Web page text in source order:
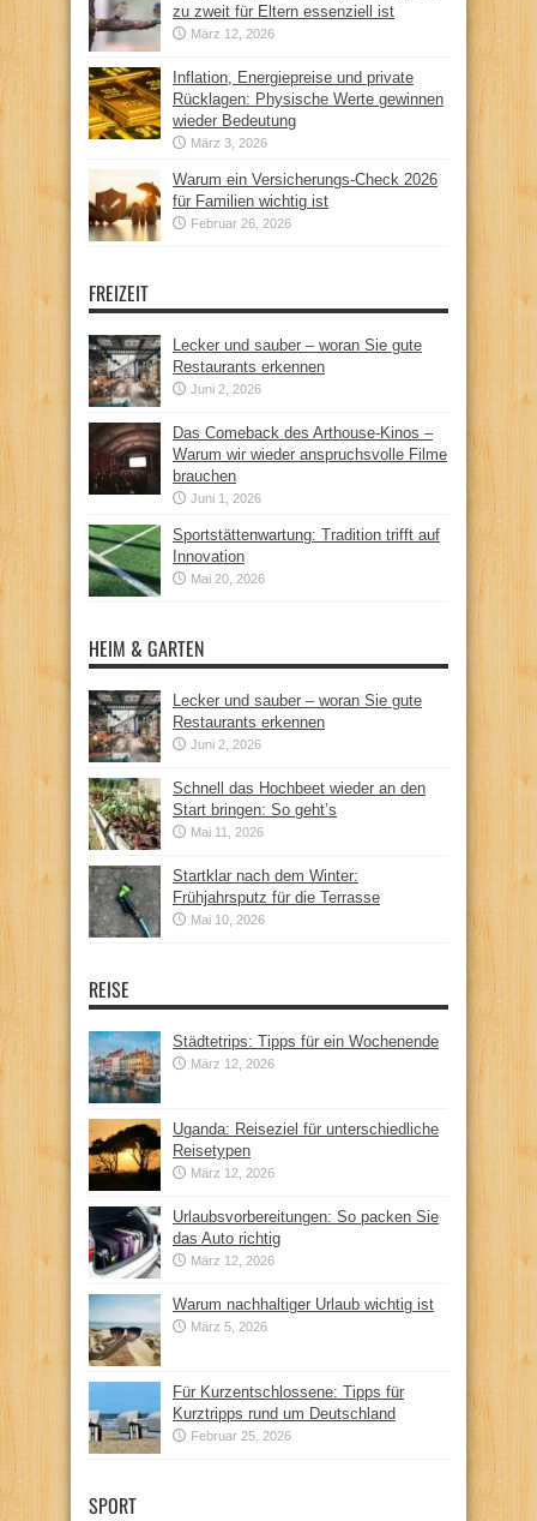
zu zweit für Eltern essenziell ist
März 12, 2026
Inflation, Energiepreise und private
Rücklagen: Physische Werte gewinnen
wieder Bedeutung
März 3, 2026
Warum ein Versicherungs-Check 2026
für Familien wichtig ist
Februar 26, 2026
FREIZEIT
Lecker und sauber – woran Sie gute
Restaurants erkennen
Juni 2, 2026
Das Comeback des Arthouse-Kinos –
Warum wir wieder anspruchsvolle Filme
brauchen
Juni 1, 2026
Sportstättenwartung: Tradition trifft auf
Innovation
Mai 20, 2026
HEIM & GARTEN
Lecker und sauber – woran Sie gute
Restaurants erkennen
Juni 2, 2026
Schnell das Hochbeet wieder an den
Start bringen: So geht’s
Mai 11, 2026
Startklar nach dem Winter:
Frühjahrsputz für die Terrasse
Mai 10, 2026
REISE
Städtetrips: Tipps für ein Wochenende
März 12, 2026
Uganda: Reiseziel für unterschiedliche
Reisetypen
März 12, 2026
Urlaubsvorbereitungen: So packen Sie
das Auto richtig
März 12, 2026
Warum nachhaltiger Urlaub wichtig ist
März 5, 2026
Für Kurzentschlossene: Tipps für
Kurztripps rund um Deutschland
Februar 25, 2026
SPORT